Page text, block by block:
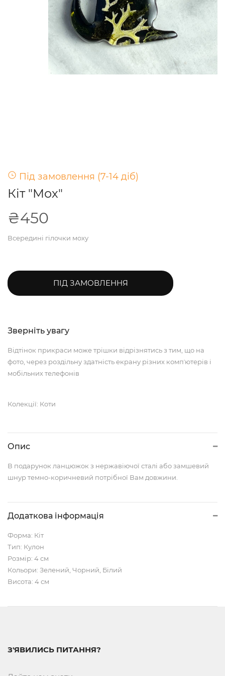
Під замовлення (7-14 діб)
Кіт "Мох"
₴450
Всередині гілочки моху
ПІД ЗАМОВЛЕННЯ
Зверніть увагу
Відтінок прикраси може трішки відрізнятись з тим, що на
фото, через роздільну здатність екрану різних компʼютерів і
мобільних телефонів
Колекції: Коти
Опис
В подарунок ланцюжок з нержавіючої сталі або замшевий
шнур темно-коричневий потрібної Вам довжини.
Додаткова інформація
Форма: Кіт
Тип: Кулон
Розмір: 4 см
Кольори: Зелений, Чорний, Білий
Висота: 4 см
З'ЯВИЛИСЬ ПИТАННЯ?